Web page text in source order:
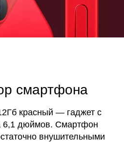
смартфона
красный — гаджет с
6,1 дюймов. Смартфон
внушительными